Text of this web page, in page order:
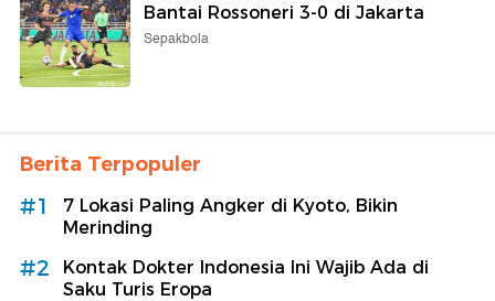
Bantai Rossoneri 3-0 di Jakarta
Sepakbola
Berita Terpopuler
#1
7 Lokasi Paling Angker di Kyoto, Bikin
Merinding
#2
Kontak Dokter Indonesia Ini Wajib Ada di
Saku Turis Eropa